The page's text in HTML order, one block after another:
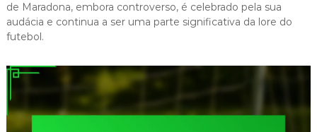
de Maradona, embora controverso, é celebrado pela sua
audácia e continua a ser uma parte significativa da lore do
futebol.